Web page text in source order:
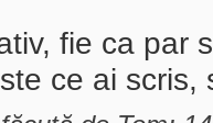
fie ca par
ce ai scris,